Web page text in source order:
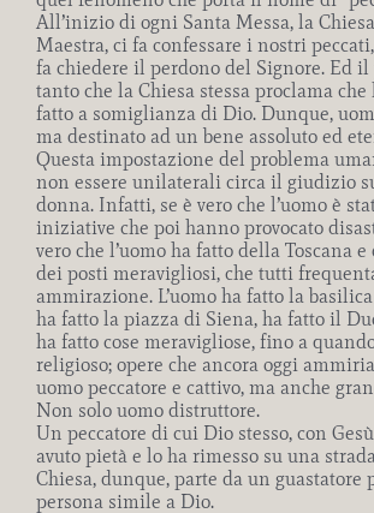
All’inizio di ogni Santa Messa, la
Maestra, ci fa confessare i nostri
fa chiedere il perdono del Signore. Ed
tanto che la Chiesa stessa proclama che
fatto a somiglianza di Dio. Dunque,
ma destinato ad un bene assoluto ed
Questa impostazione del problema
non essere unilaterali circa il giudizio
donna. Infatti, se è vero che l’uomo è
iniziative che poi hanno provocato
vero che l’uomo ha fatto della Toscana
dei posti meravigliosi, che tutti
ammirazione. L’uomo ha fatto la
ha fatto la piazza di Siena, ha fatto il
ha fatto cose meravigliose, fino a
religioso; opere che ancora oggi
uomo peccatore e cattivo, ma anche
Non solo uomo distruttore.
Un peccatore di cui Dio stesso, con
avuto pietà e lo ha rimesso su una
Chiesa, dunque, parte da un guastatore
persona simile a Dio.